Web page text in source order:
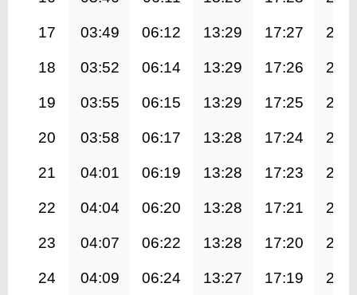
17 03:49 06:12 13:29 17:27
18 03:52 06:14 13:29 17:26
19 03:55 06:15 13:29 17:25
20 03:58 06:17 13:28 17:24
21 04:01 06:19 13:28 17:23
22 04:04 06:20 13:28 17:21
23 04:07 06:22 13:28 17:20
24 04:09 06:24 13:27 17:19